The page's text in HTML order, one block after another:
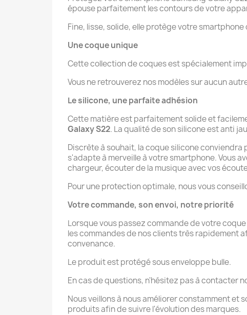
épouse parfaitement les contours de votre
Fine, lisse, solide, elle protège votre
Une coque unique
Cette collection de coques est spécialement
Vous ne retrouverez nos modèles sur aucun
Le silicone, une parfaite adhésion
Cette matière est parfaitement solide et
Galaxy S22. La qualité de son silicone est anti
Discrète à souhait, la coque silicone
s'adapte à merveille à votre smartphone. Vous
chargeur, écouter de la musique avec vos
Pour une protection optimale, nous vous
Votre commande, son envoi, notre priorité
Lorsque vous passez commande de votre
les commandes de nos clients très rapidement
convenance.
Le produit est protégé sous enveloppe bulle.
En cas de questions, n'hésitez pas à contacter
Nous veillons à nous améliorer constamment et
produits afin de suivre l'évolution des marques.